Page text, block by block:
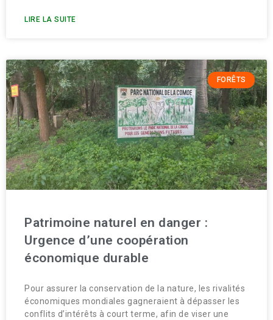
LIRE LA SUITE
FORÊTS
Patrimoine naturel en danger :
Urgence d’une coopération
économique durable
Pour assurer la conservation de la nature, les rivalités
économiques mondiales gagneraient à dépasser les
conflits d’intérêts à court terme, afin de viser une